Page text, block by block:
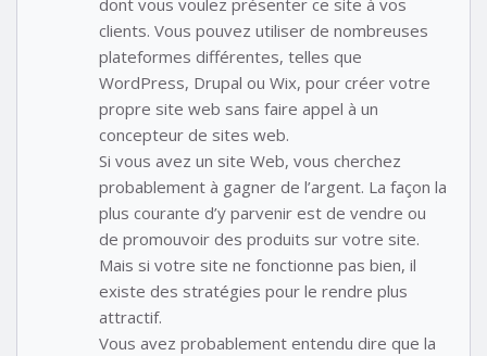
dont vous voulez présenter ce site à vos
clients. Vous pouvez utiliser de nombreuses
plateformes différentes, telles que
WordPress, Drupal ou Wix, pour créer votre
propre site web sans faire appel à un
concepteur de sites web.
Si vous avez un site Web, vous cherchez
probablement à gagner de l’argent. La façon la
plus courante d’y parvenir est de vendre ou
de promouvoir des produits sur votre site.
Mais si votre site ne fonctionne pas bien, il
existe des stratégies pour le rendre plus
attractif.
Vous avez probablement entendu dire que la